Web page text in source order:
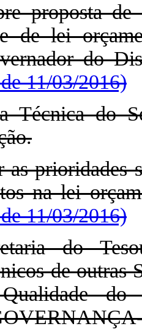
proposta
de lei
do
11/03/2016)
Técnica do
as prioridades
na lei
11/03/2016)
do
de outras
do